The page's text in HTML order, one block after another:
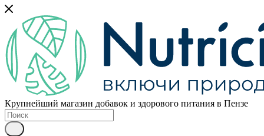
Крупнейший магазин добавок и здорового питания в Пензе